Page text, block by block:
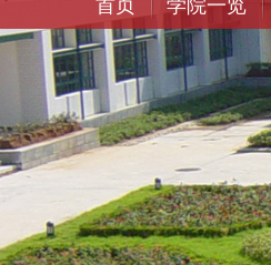
首页 学院一览